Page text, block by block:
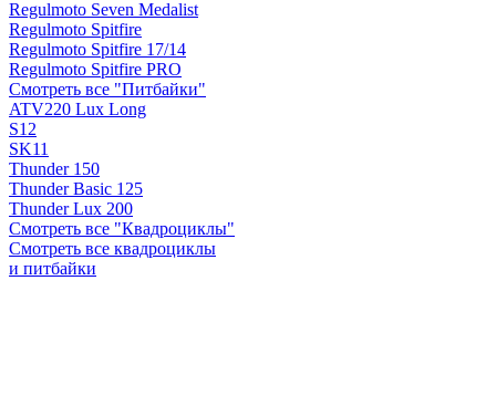
Regulmoto Seven Medalist
Regulmoto Spitfire
Regulmoto Spitfire 17/14
Regulmoto Spitfire PRO
Смотреть все "Питбайки"
ATV220 Lux Long
S12
SK11
Thunder 150
Thunder Basic 125
Thunder Lux 200
Смотреть все "Квадроциклы"
Смотреть все квадроциклы
и питбайки